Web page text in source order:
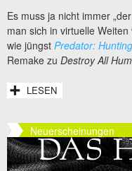
Es muss ja nicht immer
man sich in virtuelle
wie jüngst Predator:
Remake zu Destroy All
LESEN
Neuerscheinungen